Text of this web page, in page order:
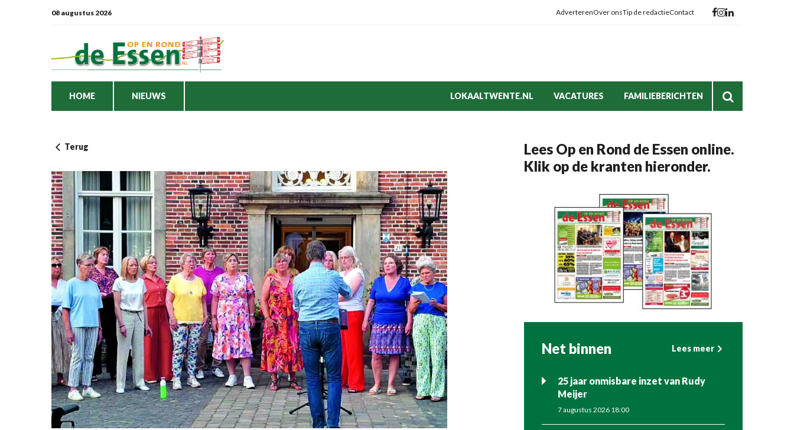
08 augustus 2026 AdverterenOver onsTip de redactieContact
HOME NIEUWS LOKAALTWENTE.NL VACATURES FAMILIEBERICHTEN
Terug
Lees Op en Rond de Essen online.
Klik op de kranten hieronder.
Net binnen Lees meer
25 jaar onmisbare inzet van Rudy
Meijer
7 augustus 2026 18:00